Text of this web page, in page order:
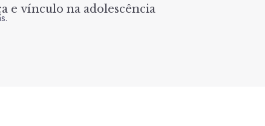
e vínculo na adolescência